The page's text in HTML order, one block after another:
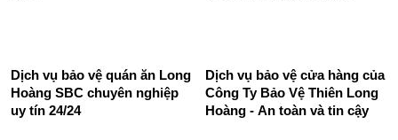
Dịch vụ bảo vệ mục tiêu cố
định
Dịch Vụ Bảo Vệ Nhà Hàng,
Khách Sạn, Cafe, Spa,...